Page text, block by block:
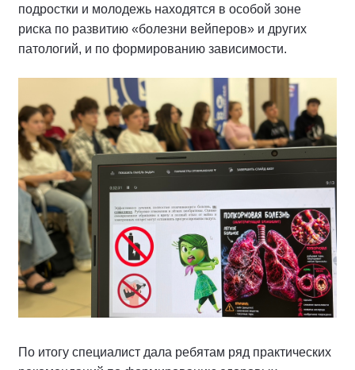
подростки и молодежь находятся в особой зоне
риска по развитию «болезни вейперов» и других
патологий, и по формированию зависимости.
По итогу специалист дала ребятам ряд практических